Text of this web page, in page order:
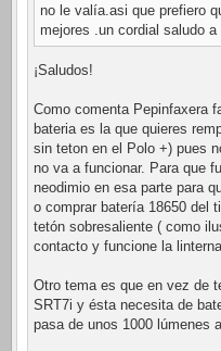
no le valía.asi que prefiero
mejores .un cordial saludo a
¡Saludos!
Como comenta Pepinfaxera
bateria es la que quieres
sin teton en el Polo +) pues
no va a funcionar. Para que
neodimio en esa parte para
o comprar batería 18650 del
tetón sobresaliente ( como
contacto y funcione la linterna.
Otro tema es que en vez de
SRT7i y ésta necesita de
pasa de unos 1000 lúmenes